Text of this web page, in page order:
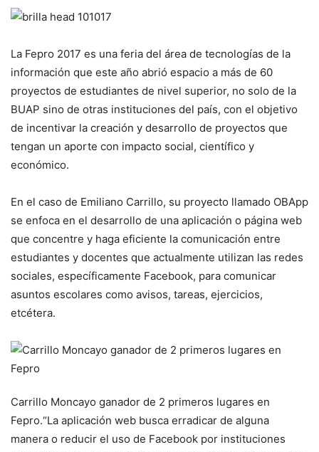
La Fepro 2017 es una feria del área de tecnologías de la
información que este año abrió espacio a más de 60
proyectos de estudiantes de nivel superior, no solo de la
BUAP sino de otras instituciones del país, con el objetivo
de incentivar la creación y desarrollo de proyectos que
tengan un aporte con impacto social, científico y
económico.
En el caso de Emiliano Carrillo, su proyecto llamado OBApp
se enfoca en el desarrollo de una aplicación o página web
que concentre y haga eficiente la comunicación entre
estudiantes y docentes que actualmente utilizan las redes
sociales, específicamente Facebook, para comunicar
asuntos escolares como avisos, tareas, ejercicios,
etcétera.
Carrillo Moncayo ganador de 2 primeros lugares en
Fepro.“La aplicación web busca erradicar de alguna
manera o reducir el uso de Facebook por instituciones